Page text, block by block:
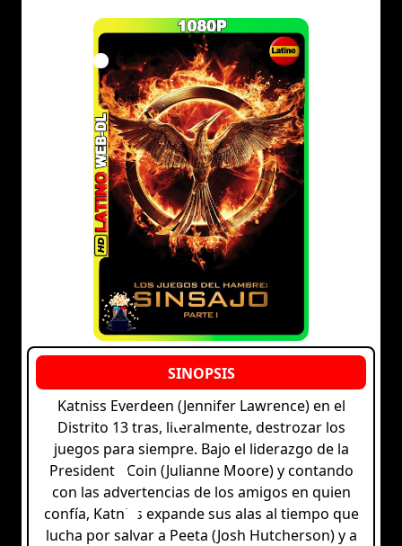
Katniss Everdeen (Jennifer Lawrence) en el
Distrito 13 tras, literalmente, destrozar los
juegos para siempre. Bajo el liderazgo de la
Presidenta Coin (Julianne Moore) y contando
con las advertencias de los amigos en quien
confía, Katniss expande sus alas al tiempo que
lucha por salvar a Peeta (Josh Hutcherson) y a